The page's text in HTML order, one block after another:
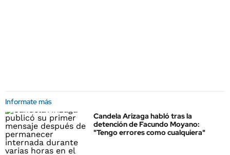
Informate más
Candela Arizaga habló tras la
detención de Facundo Moyano:
"Tengo errores como cualquiera"